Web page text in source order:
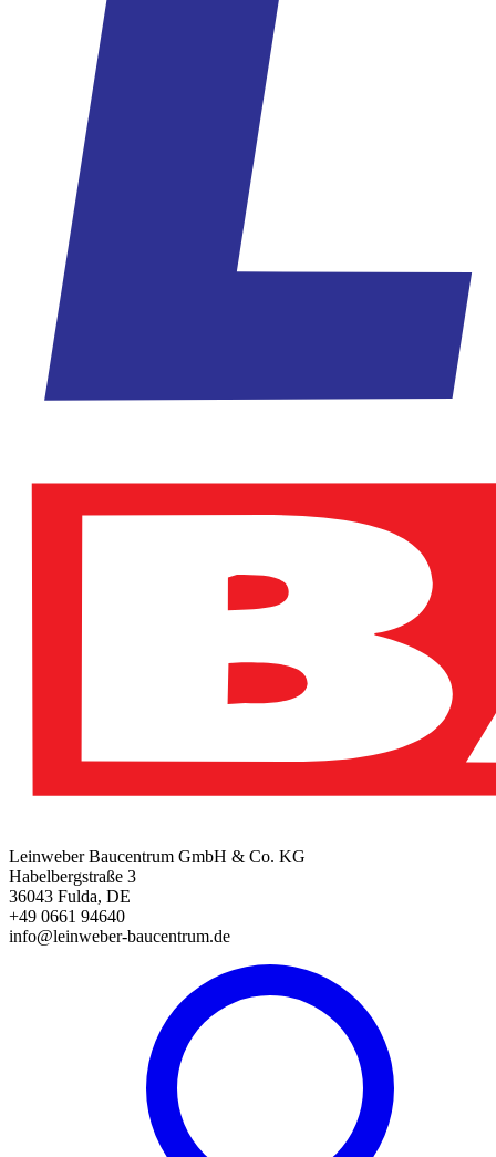
Leinweber Baucentrum GmbH & Co. KG
Habelbergstraße 3
36043 Fulda, DE
+49 0661 94640
info@leinweber-baucentrum.de